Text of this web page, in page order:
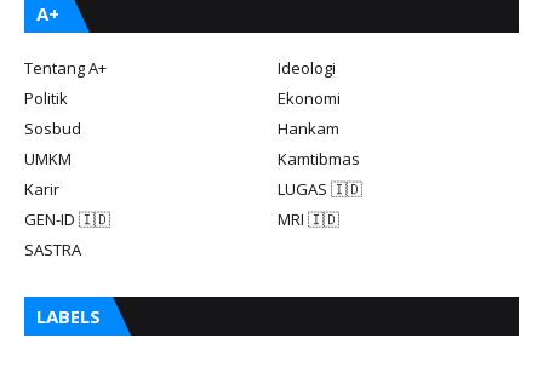
A+
Tentang A+
Ideologi
Politik
Ekonomi
Sosbud
Hankam
UMKM
Kamtibmas
Karir
LUGAS 🇮🇩
GEN-ID 🇮🇩
MRI 🇮🇩
SASTRA
LABELS